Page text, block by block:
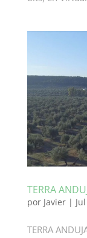
TERRA
por Javier|
TERRA